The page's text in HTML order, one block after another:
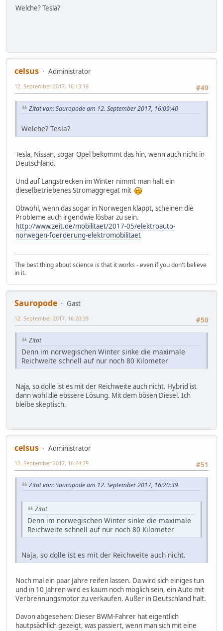
Welche? Tesla?
celsus
Administrator
#49
12. September 2017, 16:13:18
Zitat von: Sauropode am 12. September 2017, 16:09:40
Welche? Tesla?
Tesla, Nissan, sogar Opel bekommt das hin, wenn auch nicht in
Deutschland.
Und auf Langstrecken im Winter nimmt man halt ein
dieselbetriebenes Stromaggregat mit
Obwohl, wenn das sogar in Norwegen klappt, scheinen die
Probleme auch irgendwie lösbar zu sein.
http://www.zeit.de/mobilitaet/2017-05/elektroauto-
norwegen-foerderung-elektromobilitaet
The best thing about science is that it works - even if you don't believe
in it.
Sauropode
Gast
#50
12. September 2017, 16:20:39
Zitat
Denn im norwegischen Winter sinke die maximale
Reichweite schnell auf nur noch 80 Kilometer
Naja, so dolle ist es mit der Reichweite auch nicht. Hybrid ist
dann wohl die ebssere Lösung. Mit dem bösen Diesel. Ich
bleibe skeptisch.
celsus
Administrator
#51
12. September 2017, 16:24:29
Zitat von: Sauropode am 12. September 2017, 16:20:39
Zitat
Denn im norwegischen Winter sinke die maximale
Reichweite schnell auf nur noch 80 Kilometer
Naja, so dolle ist es mit der Reichweite auch nicht.
Noch mal ein paar Jahre reifen lassen. Da wird sich einiges tun
und in 10 Jahren wird es kaum noch möglich sein, ein Auto mit
Verbrennungsmotor zu verkaufen. Außer in Deutschland halt.
Davon abgesehen: Dieser BWM-Fahrer hat eigentlich
hautpsächlich gezeigt, was passiert, wenn man sich mit eine